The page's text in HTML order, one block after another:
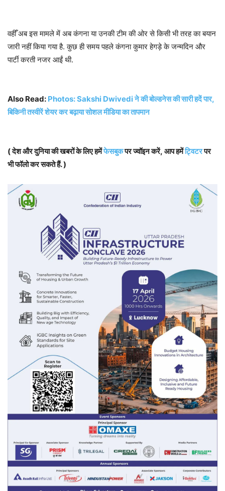
वहीँ अब इस मामले में अब कंगना या उनकी टीम की ओर से किसी भी तरह का बयान
जारी नहीं किया गया है. कुछ ही समय पहले कंगना कुमार हेगड़े के जन्मदिन और
पार्टी करती नजर आईं थी.
Also Read: Photos: Sakshi Dwivedi ने की बोल्डनेस की सारी हदें पार,
बिकिनी तस्वीरें शेयर कर बढ़ाया सोशल मीडिया का तापमान
( देश और दुनिया की खबरों के लिए हमेंफेसबुकपर ज्वॉइन करें, आप हमेंट्विटरपर
भी फॉलो कर सकते हैं. )